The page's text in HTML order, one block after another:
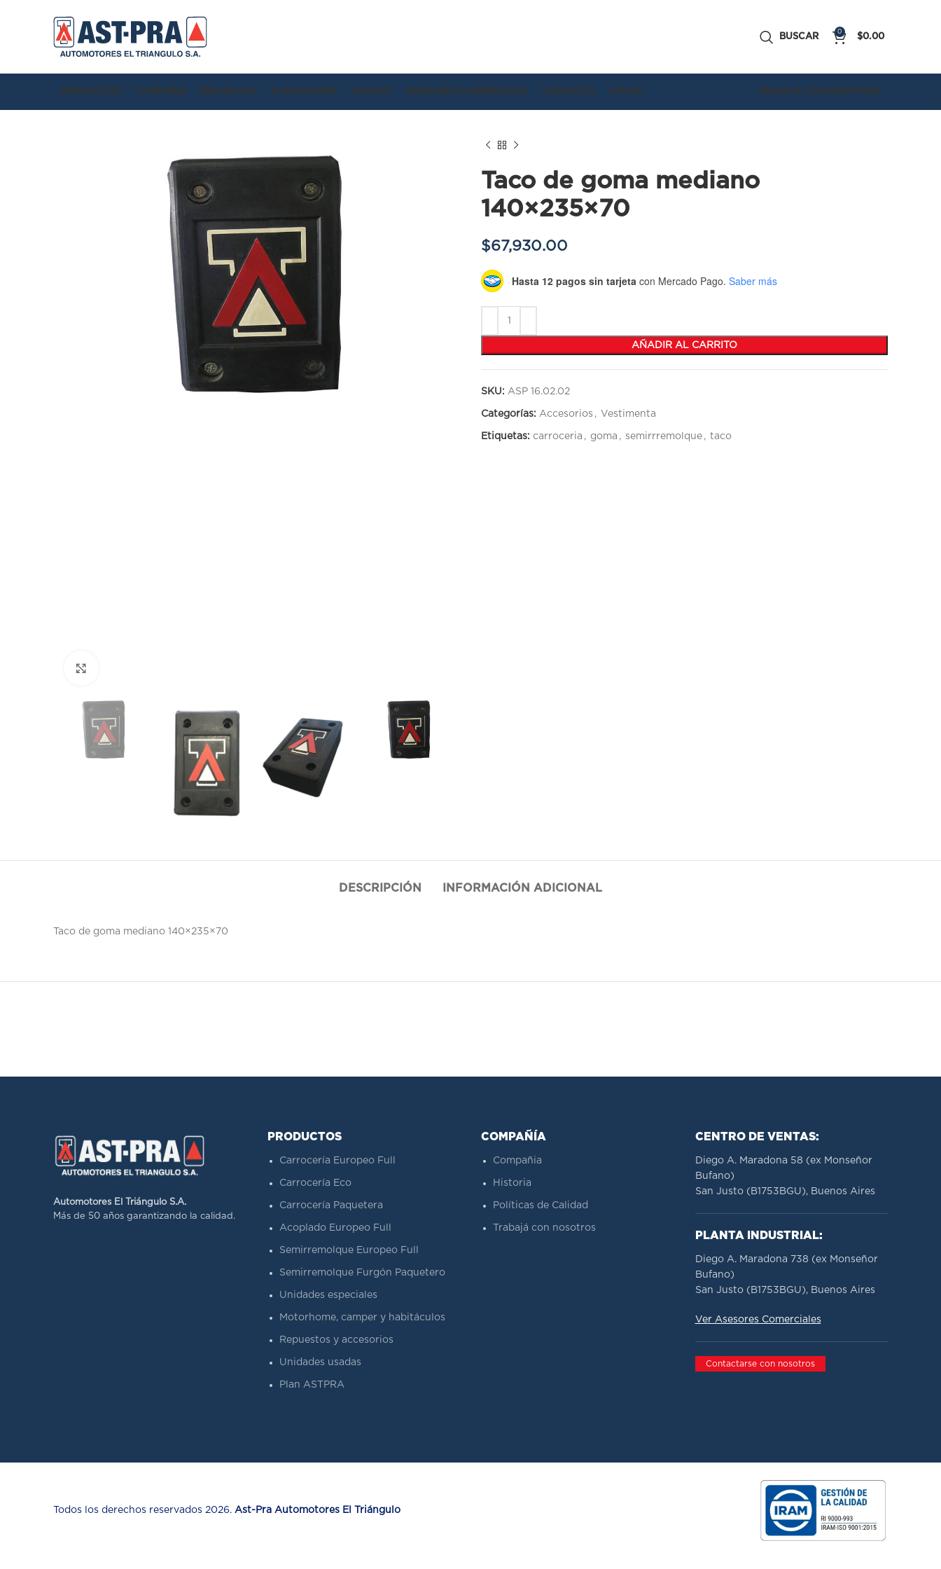
BUSCAR
0
$0.00
PRODUCTOS COMPAÑIA REPUESTOS PLAN ASTPRA USADOS ASESORES COMERCIALES CONTACTO AYUDA TRABAJÁ CON NOSOTROS
Taco de goma mediano
140×235×70
$67,930.00
Hasta 12 pagos sin tarjeta con Mercado Pago. Saber más
AÑADIR AL CARRITO
SKU: ASP 16.02.02
Categorías: Accesorios , Vestimenta
Etiquetas: carroceria , goma , semirrremolque , taco
DESCRIPCIÓN INFORMACIÓN ADICIONAL
Taco de goma mediano 140×235×70
Automotores El Triángulo S.A.
Más de 50 años garantizando la calidad.
PRODUCTOS
Carrocería Europeo Full
Carrocería Eco
Carrocería Paquetera
Acoplado Europeo Full
Semirremolque Europeo Full
Semirremolque Furgón Paquetero
Unidades especiales
Motorhome, camper y habitáculos
Repuestos y accesorios
Unidades usadas
Plan ASTPRA
COMPAÑÍA
Compañia
Historia
Políticas de Calidad
Trabajá con nosotros
CENTRO DE VENTAS:
Diego A. Maradona 58 (ex Monseñor
Bufano)
San Justo (B1753BGU), Buenos Aires
PLANTA INDUSTRIAL:
Diego A. Maradona 738 (ex Monseñor
Bufano)
San Justo (B1753BGU), Buenos Aires
Ver Asesores Comerciales
Contactarse con nosotros
Todos los derechos reservados 2026. Ast-Pra Automotores El Triángulo